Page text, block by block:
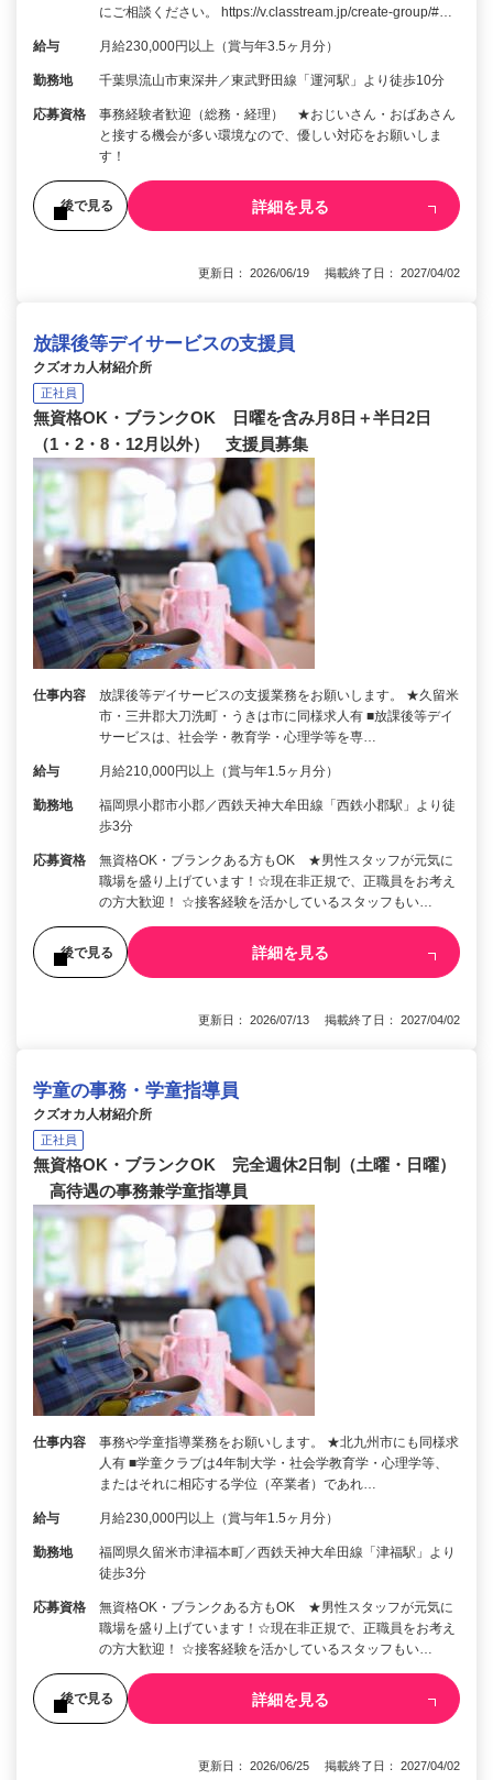
にご相談ください。 https://v.classtream.jp/create-group/#…
給与 月給230,000円以上（賞与年3.5ヶ月分）
勤務地 千葉県流山市東深井／東武野田線「運河駅」より徒歩10分
応募資格
事務経験者歓迎（総務・経理） ★おじいさん・おばあさん
と接する機会が多い環境なので、優しい対応をお願いしま
す！
後で見る 詳細を見る
更新日： 2026/06/19 掲載終了日： 2027/04/02
放課後等デイサービスの支援員
クズオカ人材紹介所
正社員
無資格OK・ブランクOK 日曜を含み月8日＋半日2日
（1・2・8・12月以外） 支援員募集
仕事内容
放課後等デイサービスの支援業務をお願いします。 ★久留米
市・三井郡大刀洗町・うきは市に同様求人有 ■放課後等デイ
サービスは、社会学・教育学・心理学等を専…
給与 月給210,000円以上（賞与年1.5ヶ月分）
勤務地
福岡県小郡市小郡／西鉄天神大牟田線「西鉄小郡駅」より徒
歩3分
応募資格
無資格OK・ブランクある方もOK ★男性スタッフが元気に
職場を盛り上げています！☆現在非正規で、正職員をお考え
の方大歓迎！ ☆接客経験を活かしているスタッフもい…
後で見る 詳細を見る
更新日： 2026/07/13 掲載終了日： 2027/04/02
学童の事務・学童指導員
クズオカ人材紹介所
正社員
無資格OK・ブランクOK 完全週休2日制（土曜・日曜）
高待遇の事務兼学童指導員
仕事内容
事務や学童指導業務をお願いします。 ★北九州市にも同様求
人有 ■学童クラブは4年制大学・社会学教育学・心理学等、
またはそれに相応する学位（卒業者）であれ…
給与 月給230,000円以上（賞与年1.5ヶ月分）
勤務地
福岡県久留米市津福本町／西鉄天神大牟田線「津福駅」より
徒歩3分
応募資格
無資格OK・ブランクある方もOK ★男性スタッフが元気に
職場を盛り上げています！☆現在非正規で、正職員をお考え
の方大歓迎！ ☆接客経験を活かしているスタッフもい…
後で見る 詳細を見る
更新日： 2026/06/25 掲載終了日： 2027/04/02